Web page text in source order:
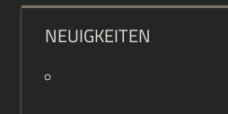
NEUIGKEITEN